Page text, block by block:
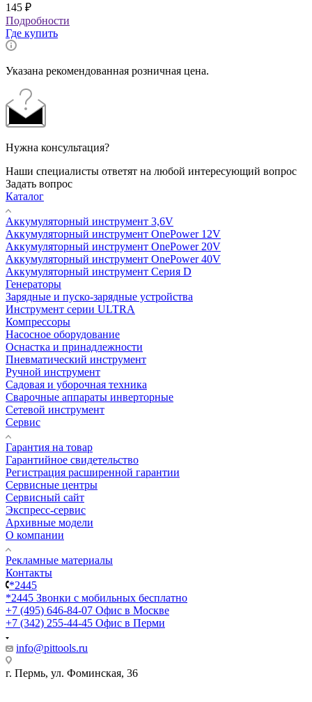
145 ₽
Подробности
Где купить
Указана рекомендованная розничная цена.
Нужна консультация?
Наши специалисты ответят на любой интересующий вопрос
Задать вопрос
Каталог
Аккумуляторный инструмент 3,6V
Аккумуляторный инструмент OnePower 12V
Аккумуляторный инструмент OnePower 20V
Аккумуляторный инструмент OnePower 40V
Аккумуляторный инструмент Серия D
Генераторы
Зарядные и пуско-зарядные устройства
Инструмент серии ULTRA
Компрессоры
Насосное оборудование
Оснастка и принадлежности
Пневматический инструмент
Ручной инструмент
Садовая и уборочная техника
Сварочные аппараты инверторные
Сетевой инструмент
Сервис
Гарантия на товар
Гарантийное свидетельство
Регистрация расширенной гарантии
Сервисные центры
Сервисный сайт
Экспресс-сервис
Архивные модели
О компании
Рекламные материалы
Контакты
*2445
*2445 Звонки с мобильных бесплатно
+7 (495) 646-84-07 Офис в Москве
+7 (342) 255-44-45 Офис в Перми
info@pittools.ru
г. Пермь, ул. Фоминская, 36